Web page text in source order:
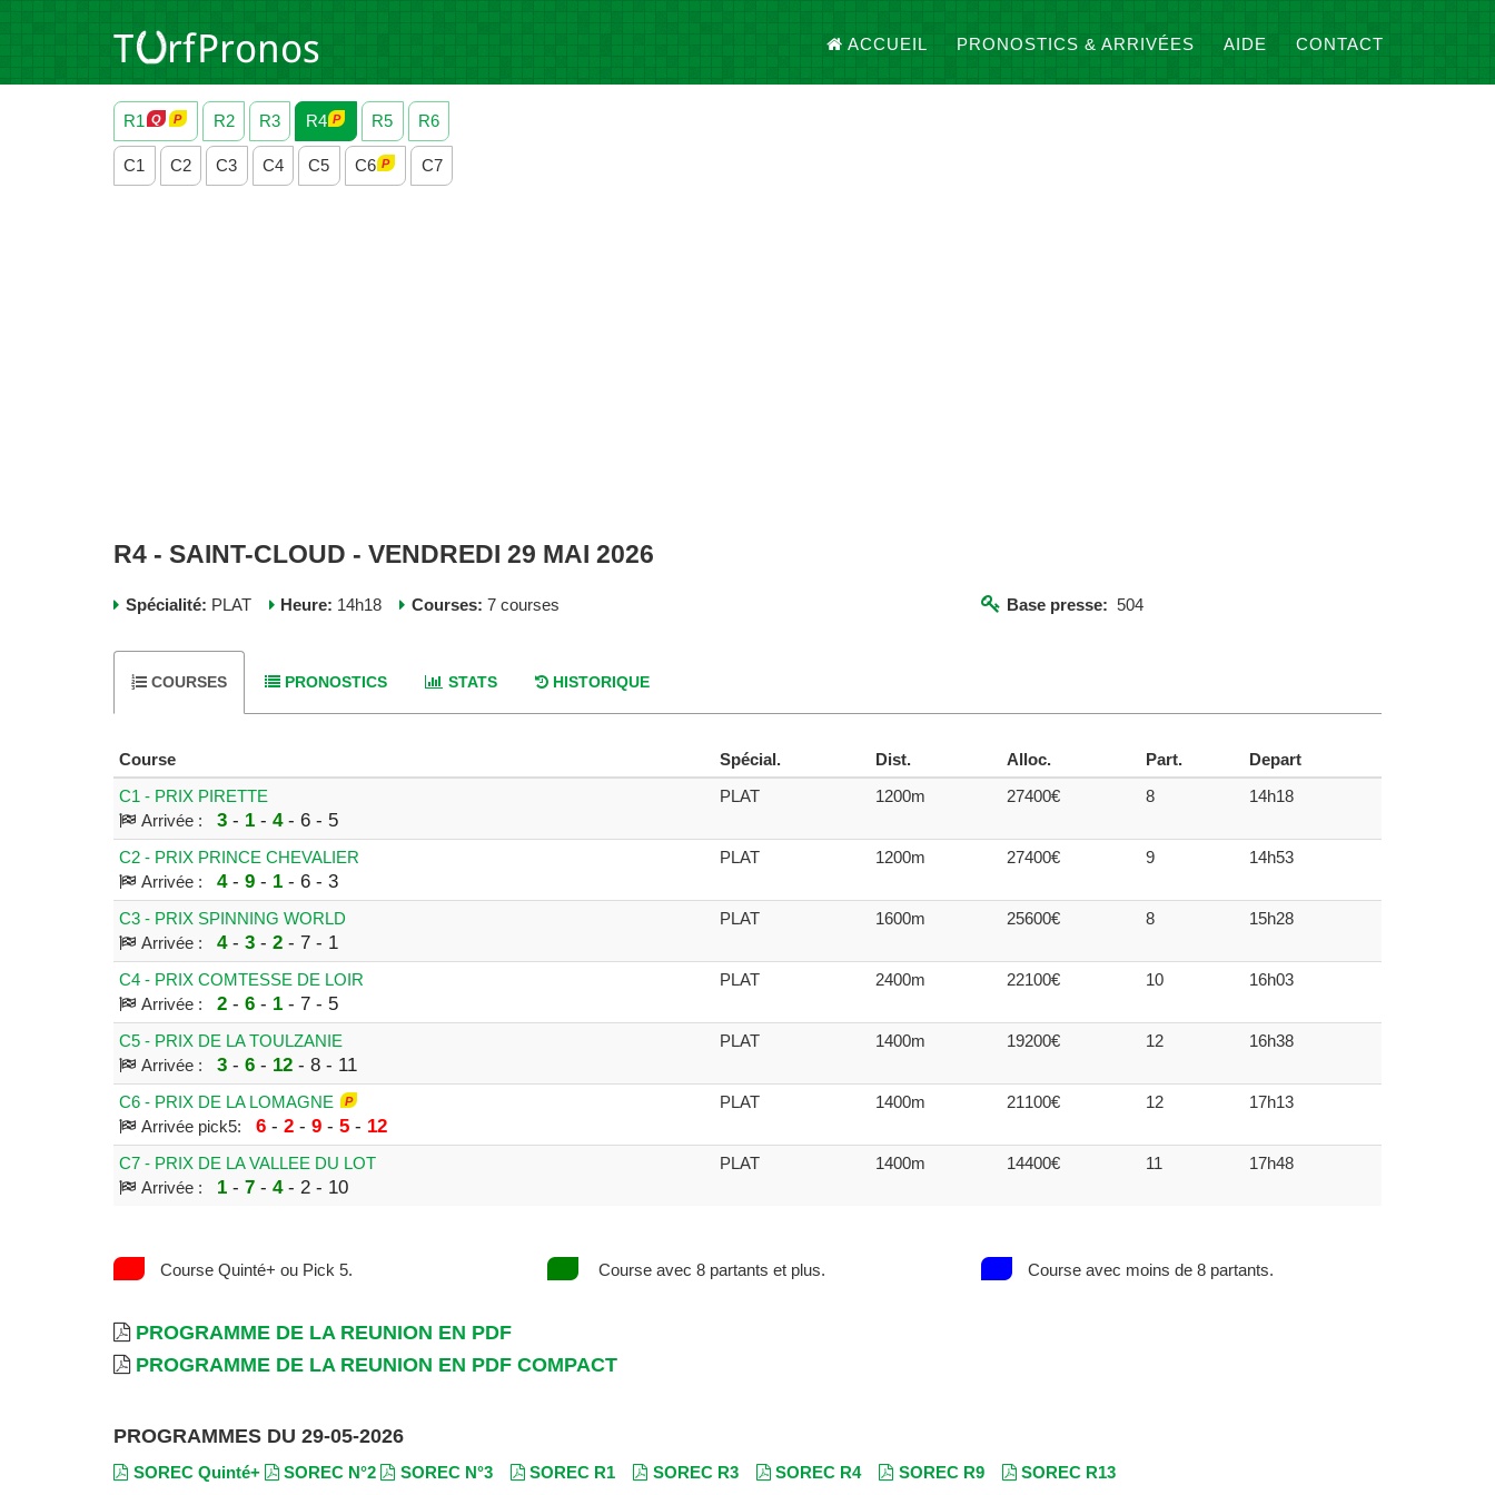
ACCUEIL PRONOSTICS & ARRIVÉES AIDE CONTACT
R1 R2 R3 R4 R5 R6
C1 C2 C3 C4 C5 C6 C7
R4 - SAINT-CLOUD - VENDREDI 29 MAI 2026
Spécialité: PLAT Heure: 14h18 Courses: 7 courses Base presse: 504
COURSES PRONOSTICS STATS HISTORIQUE
Course Spécial. Dist. Alloc. Part.
Depart
C1 - PRIX PIRETTE
Arrivée :
3- 1- 4- 6 - 5
PLAT 1200m 27400€ 8 14h18
C2 - PRIX PRINCE CHEVALIER
Arrivée :
4- 9- 1- 6 - 3
PLAT 1200m 27400€ 9 14h53
C3 - PRIX SPINNING WORLD
Arrivée :
4- 3- 2- 7 - 1
PLAT 1600m 25600€ 8 15h28
C4 - PRIX COMTESSE DE LOIR
Arrivée :
2- 6- 1- 7 - 5
PLAT 2400m 22100€ 10 16h03
C5 - PRIX DE LA TOULZANIE
Arrivée :
3- 6- 12- 8 - 11
PLAT 1400m 19200€ 12 16h38
C6 - PRIX DE LA LOMAGNE
Arrivée pick5:
6- 2- 9- 5- 12
PLAT 1400m 21100€ 12 17h13
C7 - PRIX DE LA VALLEE DU LOT
Arrivée :
1- 7- 4- 2 - 10
PLAT 1400m 14400€ 11 17h48
Course Quinté+ ou Pick 5. Course avec 8 partants et plus. Course avec moins de 8 partants.
PROGRAMME DE LA REUNION EN PDF
PROGRAMME DE LA REUNION EN PDF COMPACT
PROGRAMMES DU 29-05-2026
SOREC Quinté+ SOREC N°2 SOREC N°3 SOREC R1 SOREC R3 SOREC R4 SOREC R9 SOREC R13